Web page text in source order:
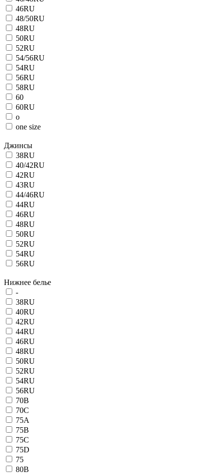
46RU
48/50RU
48RU
50RU
52RU
54/56RU
54RU
56RU
58RU
60
60RU
o
one size
Джинсы
38RU
40/42RU
42RU
43RU
44/46RU
44RU
46RU
48RU
50RU
52RU
54RU
56RU
Нижнее белье
-
38RU
40RU
42RU
44RU
46RU
48RU
50RU
52RU
54RU
56RU
70B
70C
75A
75B
75C
75D
75
80B